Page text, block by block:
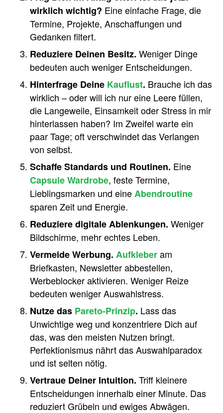
wirklich wichtig? Eine einfache Frage, die
Termine, Projekte, Anschaffungen und
Gedanken filtert.
Reduziere Deinen Besitz. Weniger Dinge
bedeuten auch weniger Entscheidungen.
Hinterfrage Deine Kauflust. Brauche ich das
wirklich – oder will ich nur eine Leere füllen,
die Langeweile, Einsamkeit oder Stress in mir
hinterlassen haben? Im Zweifel warte ein
paar Tage; oft verschwindet das Verlangen
von selbst.
Schaffe Standards und Routinen. Eine
Capsule Wardrobe, feste Termine,
Lieblingsmarken und eineAbendroutine
sparen Zeit und Energie.
Reduziere digitale Ablenkungen. Weniger
Bildschirme, mehr echtes Leben.
Vermeide Werbung. Aufkleberam
Briefkasten, Newsletter abbestellen,
Werbeblocker aktivieren. Weniger Reize
bedeuten weniger Auswahlstress.
Nutze das Pareto-Prinzip. Lass das
Unwichtige weg und konzentriere Dich auf
das, was den meisten Nutzen bringt.
Perfektionismus nährt das Auswahlparadox
und ist selten nötig.
Vertraue Deiner Intuition. Triff kleinere
Entscheidungen innerhalb einer Minute. Das
reduziert Grübeln und ewiges Abwägen.